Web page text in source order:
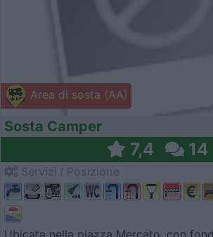
Area di sosta (AA)
Sosta Camper
7,4 14
Ubicata nella piazza Mercato, con